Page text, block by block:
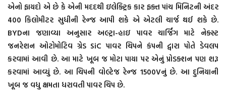
એનો ફાયદો એ છે કે એની મદદથી ઇલેક્ટ્રિક કાર ફક્ત પાંચ મિનિટની અંદર
400 કિલોમીટર સુધીની રેન્જ આપી શકે એ એટલી ચાર્જ થઈ શકે છે.
BYDના જણાવ્યા અનુસાર અલ્ટ્રા-હાઇ પાવર ચાર્જિંગ માટે નેક્સ્ટ
જનરેશન ઓટોમોટિવ ગ્રેડ SiC પાવર ચિપને કંપની દ્વારા પોતે ડેવલપ
કરવામાં આવી છે. આ માટે ખૂબ જ મોટા પાયા પર એનું પ્રોડક્શન પણ શરૂ
કરવામાં આવ્યું છે. આ ચિપની વોલ્ટેજ રેન્જ 1500Vનું છે. આ દુનિયાની
ખૂબ જ વધુ ક્ષમતા ધરાવતી પાવર ચિપ છે.